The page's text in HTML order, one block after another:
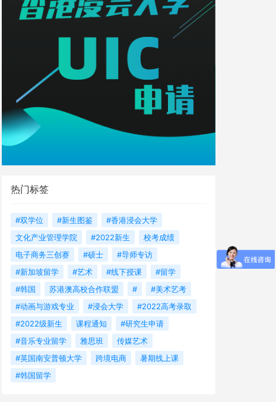
热门标签
#双学位 #新生图鉴
#香港浸会大学
文化产业管理学院
#2022新生
校考成绩
电子商务三创赛
#硕士
#导师专访
#新加坡留学
#艺术 #线下授课
#留学
#韩国
苏港澳高校合作联盟 #
#美术艺考
#动画与游戏专业
#浸会大学
#2022高考录取
#2022级新生
课程通知
#研究生申请
#音乐专业留学
雅思班
传媒艺术
#英国南安普顿大学
跨境电商
暑期线上课
#韩国留学